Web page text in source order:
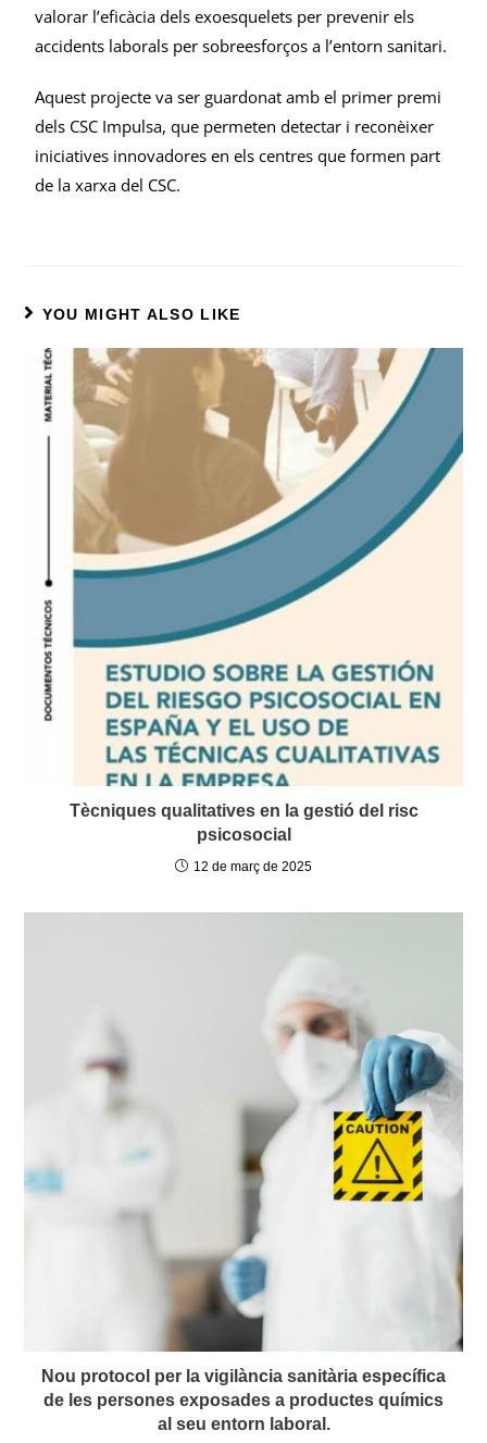
valorar l’eficàcia dels exoesquelets per prevenir els
accidents laborals per sobreesforços a l’entorn sanitari.
Aquest projecte va ser guardonat amb el primer premi
dels CSC Impulsa, que permeten detectar i reconèixer
iniciatives innovadores en els centres que formen part
de la xarxa del CSC.
YOU MIGHT ALSO LIKE
Tècniques qualitatives en la gestió del risc
psicosocial
12 de març de 2025
Nou protocol per la vigilància sanitària específica
de les persones exposades a productes químics
al seu entorn laboral.